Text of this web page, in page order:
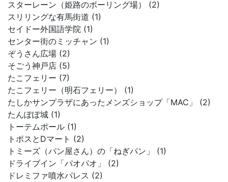
スターレーン（姫路のボーリング場） (2)
スリリングな有馬街道 (1)
セイドー外国語学院 (1)
センター街のミッチャン (1)
ぞうさん広場 (2)
そごう神戸店 (5)
たこフェリー (7)
たこフェリー（明石フェリー） (1)
たしかサンプラザにあったメンズショップ「MAC」 (2)
たんぽぽ城 (1)
トーテムポール (1)
トポスとDマート (2)
トミーズ（パン屋さん）の「ねぎパン」 (1)
ドライブイン「パオパオ」 (2)
ドレミファ噴水パレス (2)